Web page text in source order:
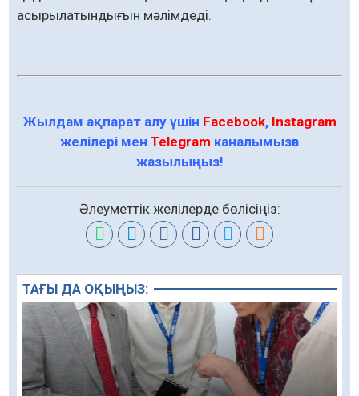
асырылатындығын мәлімдеді.
Жылдам ақпарат алу үшін Facebook, Instagram
желілері мен Telegram каналымызға
жазылыңыз!
Әлеуметтік желілерде бөлісіңіз:
ТАҒЫ ДА ОҚЫҢЫЗ: